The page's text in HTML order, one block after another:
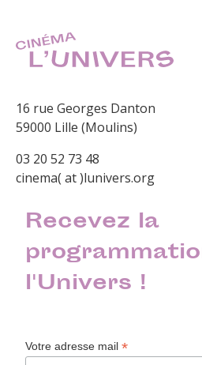
16 rue Georges Danton
59000 Lille (Moulins)
03 20 52 73 48
cinema( at )lunivers.org
Recevez la
l'Univers !
Votre adresse mail*